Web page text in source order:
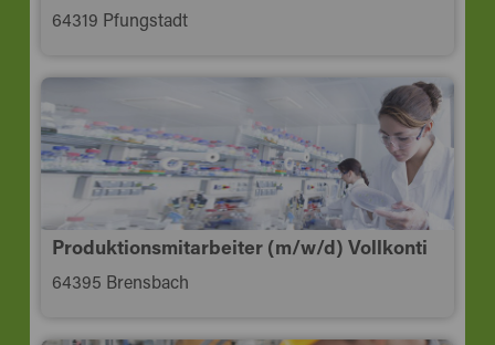
64319 Pfungstadt
Produktionsmitarbeiter (m/w/d) Vollkonti
64395 Brensbach